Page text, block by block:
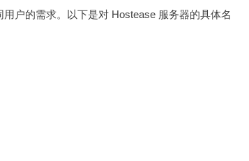
户的需求。以下是对 Hostease 服务器的具体名